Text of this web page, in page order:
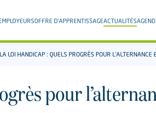
OFFRE D'APPRENTISSAGEACTUALITÉS
LOI HANDICAP : QUELS PROGRÈS POUR L’ALTERNANCE
pour